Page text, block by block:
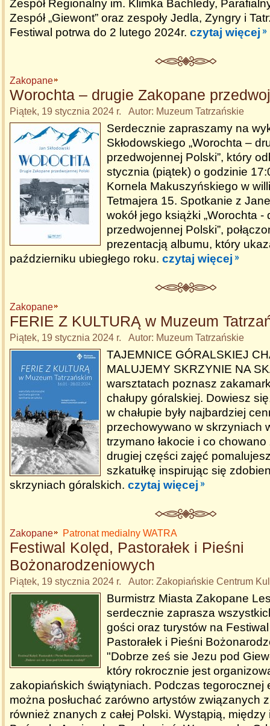
Zespół Regionalny im. Klimka Bachledy,
Zespół „Giewont” oraz zespoły Jedla, Zyngry i
Festiwal potrwa do 2 lutego 2024r. czytaj więcej
Zakopane
Worochta – drugie Zakopane
Piątek, 19 stycznia 2024 r. Autor: Muzeum Tatrzańskie
Serdecznie zapraszamy na
Skłodowskiego „Worochta –
przedwojennej Polski”, który
stycznia (piątek) o godzinie
Kornela Makuszyńskiego w
Tetmajera 15. Spotkanie z
wokół jego książki „Worochta
przedwojennej Polski”,
prezentacją albumu, który
październiku ubiegłego roku. czytaj więcej
Zakopane
FERIE Z KULTURĄ w Muzeum
Piątek, 19 stycznia 2024 r. Autor: Muzeum Tatrzańskie
TAJEMNICE GÓRALSKIEJ
MALUJEMY SKRZYNIE NA
warsztatach poznasz
chałupy góralskiej. Dowiesz
w chałupie były najbardziej
przechowywano w skrzyniach
trzymano łakocie i co
drugiej części zajęć
szkatułkę inspirując się
skrzyniach góralskich. czytaj więcej
Zakopane Patronat medialny WATRA
Festiwal Kolęd, Pastorałek i Pieśni
Bożonarodzeniowych
Piątek, 19 stycznia 2024 r. Autor: Zakopiańskie Centrum
Burmistrz Miasta Zakopane
serdecznie zaprasza
gości oraz turystów na
Pastorałek i Pieśni
"Dobrze ześ sie Jezu pod
który rokrocznie jest
zakopiańskich świątyniach. Podczas tegorocznej
można posłuchać zarówno artystów związanych
również znanych z całej Polski. Wystąpią, między